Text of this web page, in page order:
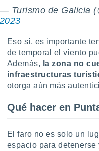
— Turismo de Galicia
2023
Eso sí, es importante
de temporal el viento
Además, la zona no
infraestructuras
otorga aún más
Qué hacer en
El faro no es solo un
espacio para detenerse